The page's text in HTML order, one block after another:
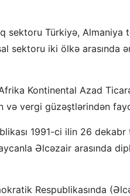
sektoru Türkiyə, Almaniya
sektoru iki ölkə arasında
Kontinental Azad
vergi güzəştlərindən
1991-ci ilin 26
Əlcəzair arasında
Respublikasında